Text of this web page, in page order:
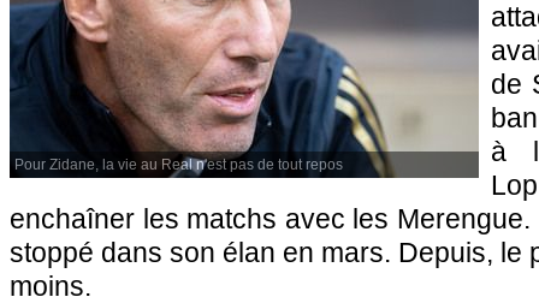
Pour Zidane, la vie au Real n'est pas de tout repos
de
à
enchaîner les matchs avec les
stoppé dans son élan en mars. Depuis, le
moins.